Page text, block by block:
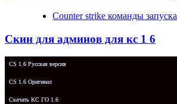
Counter strike команды запуска
Скин для админов для кс 1 6
CS 1.6 Русская версия
CS 1.6 Оригинал
Скачать КС ГО 1.6